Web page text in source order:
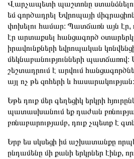
Վարչապետի պաշտոնը
եմ գործադրել Եվրոպայի
փոխելու համար։ Պատճառն այն
էր արտաքսել հանցագործ
իրավունքների եվրոպական
մեկնաբանությունների
շեշտադրում է արվում
այլ ոչ թե զոհերի և
Եթե դուք մեր գեղեցիկ երկրի
պատասխանում եք դաժան
բռնաբարությամբ, դուք չպետք է
Երբ ես սկսեցի իմ աշխատանքը
ընդամենը մի քանի երկրներ էինք,